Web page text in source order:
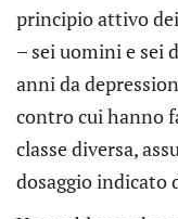
principio attivo
– sei uomini e sei
anni da
contro cui hanno
classe diversa,
dosaggio indicato